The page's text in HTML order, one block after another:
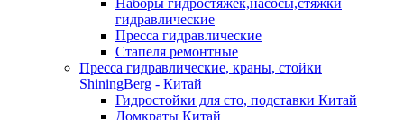
Наборы гидростяжек,насосы,стяжки
гидравлические
Пресса гидравлические
Стапеля ремонтные
Пресса гидравлические, краны, стойки
ShiningBerg - Китай
Гидростойки для сто, подставки Китай
Домкраты Китай